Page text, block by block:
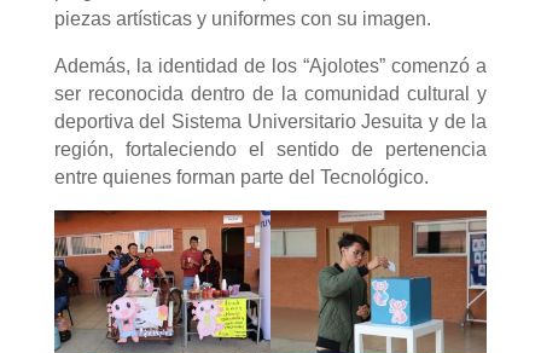
piezas artísticas y uniformes con su imagen.
Además, la identidad de los “Ajolotes” comenzó a
ser reconocida dentro de la comunidad cultural y
deportiva del Sistema Universitario Jesuita y de la
región, fortaleciendo el sentido de pertenencia
entre quienes forman parte del Tecnológico.